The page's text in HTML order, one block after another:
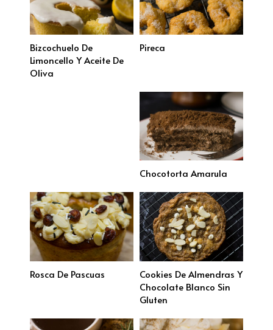
Bizcochuelo De
Limoncello Y Aceite De
Oliva
Pireca
Chocotorta Amarula
Rosca De Pascuas
Cookies De Almendras Y
Chocolate Blanco Sin
Gluten